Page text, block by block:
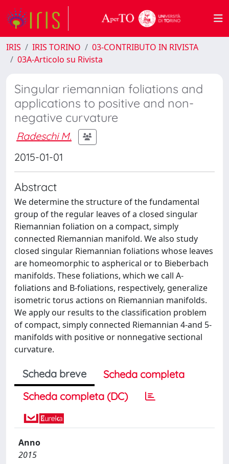
IRIS IRIS TORINO
03-CONTRIBUTO IN RIVISTA
03A-Articolo su Rivista
Singular riemannian foliations and
applications to positive and non-
negative curvature
Radeschi M.
2015-01-01
Abstract
We determine the structure of the fundamental
group of the regular leaves of a closed singular
Riemannian foliation on a compact, simply
connected Riemannian manifold. We also study
closed singular Riemannian foliations whose leaves
are homeomorphic to aspherical or to Bieberbach
manifolds. These foliations, which we call A-
foliations and B-foliations, respectively, generalize
isometric torus actions on Riemannian manifolds.
We apply our results to the classification problem
of compact, simply connected Riemannian 4-and 5-
manifolds with positive or nonnegative sectional
curvature.
Scheda breve
Scheda completa
Scheda completa (DC)
Anno
2015